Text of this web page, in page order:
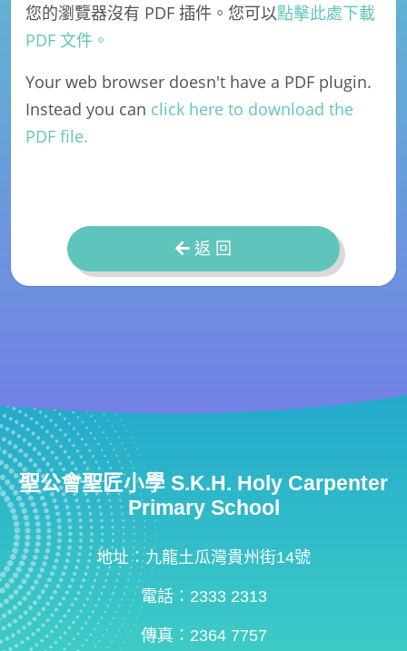
您的瀏覽器沒有 PDF 插件。您可以點擊此處下載
PDF 文件。
Your web browser doesn't have a PDF plugin.
Instead you can click here to download the
PDF file.
返 回
聖公會聖匠小學 S.K.H. Holy Carpenter
Primary School
地址：九龍土瓜灣貴州街14號
電話：2333 2313
傳真：2364 7757